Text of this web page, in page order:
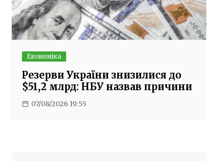
Економіка
Резерви України знизилися до
$51,2 млрд: НБУ назвав причини
07/08/2026 19:55